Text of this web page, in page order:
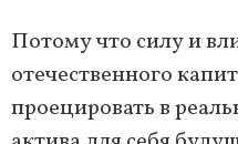
Потому что силу и
отечественного
проецировать в